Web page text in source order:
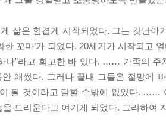
삶은 힘겹게 시작되었다. 그는 갓난아
한 꼬마’가 되었다. 20세기가 시작되고
나”라고 회고한 바 있다. …… 가족의 주
안 애썼다. 그러나 끝내 그들은 절망에
될 것이라고 말할 수밖에 없었다. ……
을 드리운다고 여기게 되었다. 그리하여